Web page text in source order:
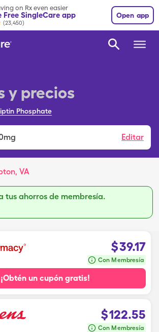
on Rx even easier
Free SingleCare app
(23,450)
Open app
y precios
Phosphate
Editar
VA
tus ahorros de membresía.
$39.17
Con Membresía
¡Obtén un cupón gratis!
$122.55
Con Membresía